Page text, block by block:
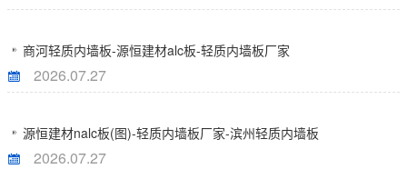
商河轻质内墙板-源恒建材alc板-轻质内墙板厂家
2026.07.27
源恒建材nalc板(图)-轻质内墙板厂家-滨州轻质内墙板
2026.07.27